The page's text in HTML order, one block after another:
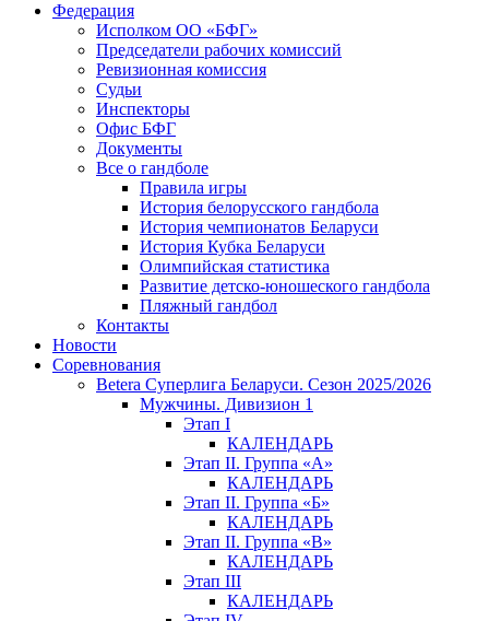
Федерация
Исполком ОО «БФГ»
Председатели рабочих комиссий
Ревизионная комиссия
Судьи
Инспекторы
Офис БФГ
Документы
Все о гандболе
Правила игры
История белорусского гандбола
История чемпионатов Беларуси
История Кубка Беларуси
Олимпийская статистика
Развитие детско-юношеского гандбола
Пляжный гандбол
Контакты
Новости
Соревнования
Betera Суперлига Беларуси. Сезон 2025/2026
Мужчины. Дивизион 1
Этап I
КАЛЕНДАРЬ
Этап II. Группа «А»
КАЛЕНДАРЬ
Этап II. Группа «Б»
КАЛЕНДАРЬ
Этап II. Группа «В»
КАЛЕНДАРЬ
Этап III
КАЛЕНДАРЬ